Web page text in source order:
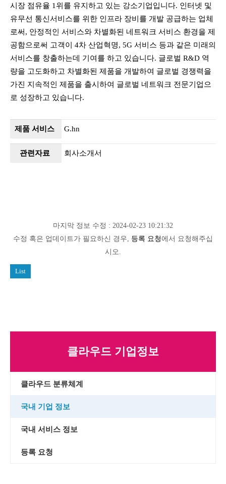
시장 점유율 1위를 유지하고 있는 강소기업입니다. 인터넷 및
유무선 통신서비스를 위한 인프라 장비를 개발 공급하는 업체
로써, 안정적인 서비스와 차별화된 네트워크 서비스 환경을 제
공함으로써 고객이 4차 산업혁명, 5G 서비스 등과 같은 미래의
서비스를 창출하는데 기여를 하고 있습니다. 글로벌 R&D 역
량을 고도화하고 차별화된 제품을 개발하여 글로벌 경쟁력을
가진 지속적인 제품을 출시하여 글로벌 네트워크 전문기업으
로 성장하고 있습니다.
제품 서비스 G.hn
관련자료 회사소개서
마지막 정보 수정 : 2024-02-23 10:21:32
수정 혹은 업데이트가 필요하신 경우, 등록 요청에서 요청해주십
시오.
List
클라우드 기업정보
클라우드 분류체계
국내 기업 정보
국내 서비스 정보
등록 요청